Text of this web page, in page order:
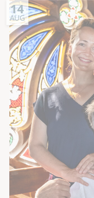
14
AUG